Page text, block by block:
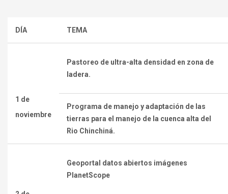
DÍA TEMA
1 de
noviembre
Pastoreo de ultra-alta densidad en zona de
ladera.
Programa de manejo y adaptación de las
tierras para el manejo de la cuenca alta del
Rio Chinchiná.
Geoportal datos abiertos imágenes
PlanetScope